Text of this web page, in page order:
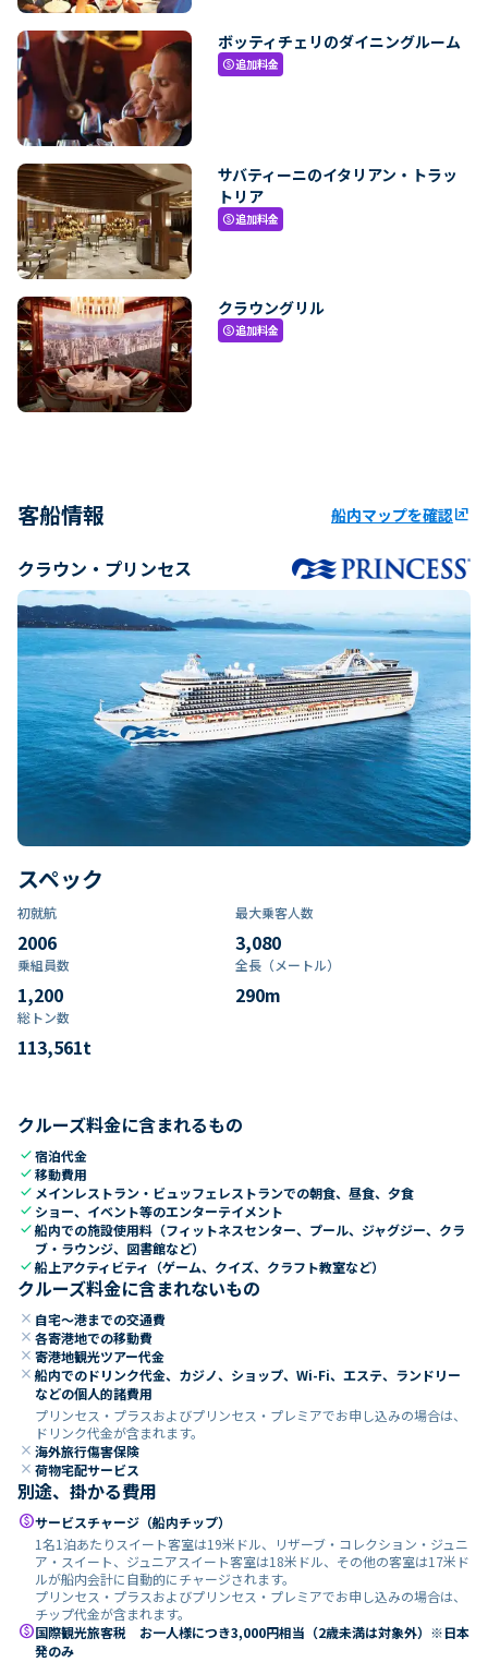
ボッティチェリのダイニングルーム
paid追加料金
サバティーニのイタリアン・トラッ
トリア
paid追加料金
クラウングリル
paid追加料金
客船情報 船内マップを確認ungroup
クラウン・プリンセス
スペック
初就航
2006
最大乗客人数
3,080
乗組員数​
1,200
全長（メートル）
290m
総トン数​
113,561t
クルーズ料金に含まれるもの
check宿泊代金
check移動費用
check メインレストラン・ビュッフェレストランでの朝食、昼食、夕食
check ショー、イベント等のエンターテイメント
check船内での施設使用料（フィットネスセンター、プール、ジャグジー、クラ
ブ・ラウンジ、図書館など）
check船上アクティビティ（ゲーム、クイズ、クラフト教室など）
クルーズ料金に含まれないもの
close 自宅～港までの交通費
close 各寄港地での移動費
close 寄港地観光ツアー代金
close 船内でのドリンク代金、カジノ、ショップ、Wi-Fi、エステ、ランドリー
などの個人的諸費用
プリンセス・プラスおよびプリンセス・プレミアでお申し込みの場合は、
ドリンク代金が含まれます。
close 海外旅行傷害保険
close 荷物宅配サービス
別途、掛かる費用
paidサービスチャージ（船内チップ）
1名1泊あたりスイート客室は19米ドル、リザーブ・コレクション・ジュニ
ア・スイート、ジュニアスイート客室は18米ドル、その他の客室は17米ド
ルが船内会計に自動的にチャージされます。
プリンセス・プラスおよびプリンセス・プレミアでお申し込みの場合は、
チップ代金が含まれます。
paid国際観光旅客税 お一人様につき3,000円相当（2歳未満は対象外）※日本
発のみ